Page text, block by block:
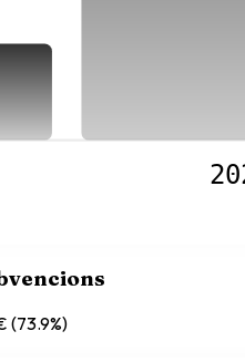
(73.9%)